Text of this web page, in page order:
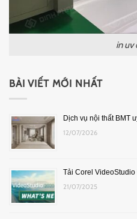
in uv
BÀI VIẾT MỚI NHẤT
Dịch vụ nội thất BMT
12/07/2026
Tải Corel
21/07/2025